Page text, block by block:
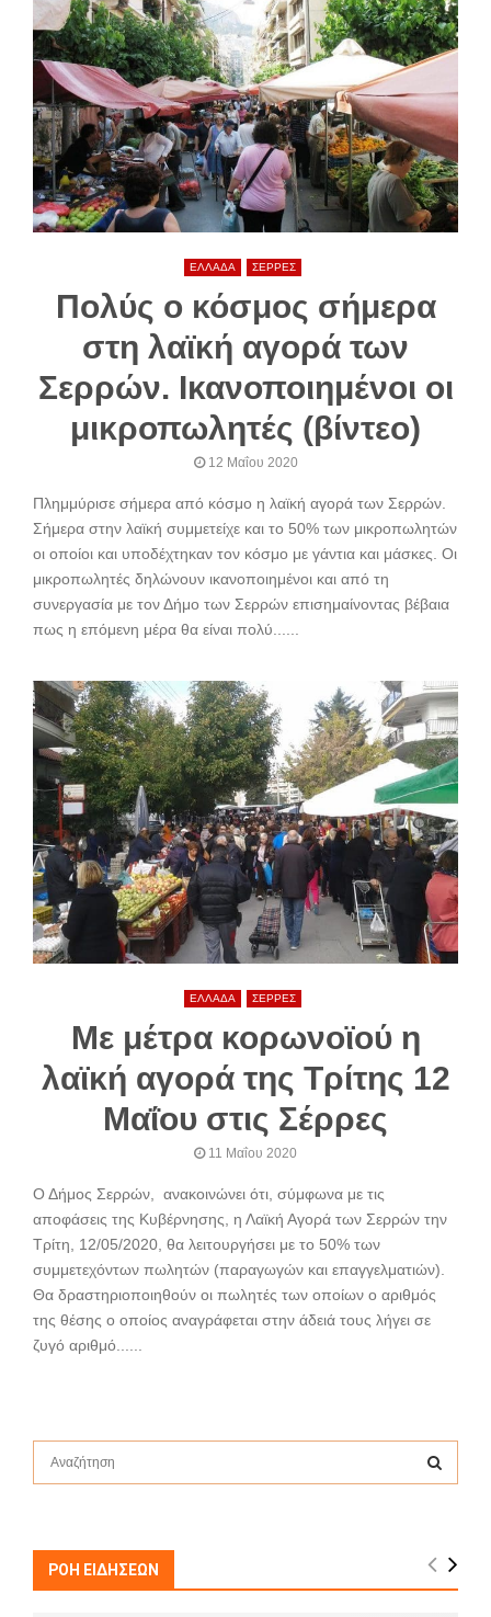
ΕΛΛΑΔΑ ΣΕΡΡΕΣ
Πολύς ο κόσμος σήμερα
στη λαϊκή αγορά των
Σερρών. Ικανοποιημένοι οι
μικροπωλητές (βίντεο)
12 Μαΐου 2020
Πλημμύρισε σήμερα από κόσμο η λαϊκή αγορά των Σερρών.
Σήμερα στην λαϊκή συμμετείχε και το 50% των μικροπωλητών
οι οποίοι και υποδέχτηκαν τον κόσμο με γάντια και μάσκες. Οι
μικροπωλητές δηλώνουν ικανοποιημένοι και από τη
συνεργασία με τον Δήμο των Σερρών επισημαίνοντας βέβαια
πως η επόμενη μέρα θα είναι πολύ......
ΕΛΛΑΔΑ ΣΕΡΡΕΣ
Με μέτρα κορωνοϊού η
λαϊκή αγορά της Τρίτης 12
Μαΐου στις Σέρρες
11 Μαΐου 2020
Ο Δήμος Σερρών, ανακοινώνει ότι, σύμφωνα με τις
αποφάσεις της Κυβέρνησης, η Λαϊκή Αγορά των Σερρών την
Τρίτη, 12/05/2020, θα λειτουργήσει με το 50% των
συμμετεχόντων πωλητών (παραγωγών και επαγγελματιών).
Θα δραστηριοποιηθούν οι πωλητές των οποίων ο αριθμός
της θέσης ο οποίος αναγράφεται στην άδειά τους λήγει σε
ζυγό αριθμό......
f
A
ΡΟΗ ΕΙΔΗΣΕΩΝ